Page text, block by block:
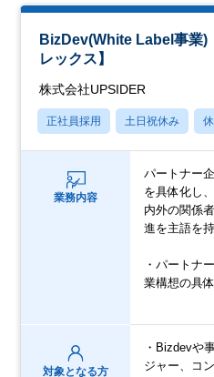
BizDev(White Label事業)
レックス】
株式会社UPSIDER
正社員採用 土日祝休み
業務内容
パートナー
を具体化し
内外の関係
進を主語を
・パートナ
業構想の具
対象となる方
・Bizdevや
ジャー、コ